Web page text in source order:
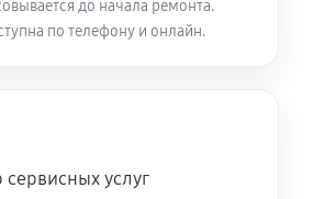
до начала ремонта.
по телефону и онлайн.
услуг